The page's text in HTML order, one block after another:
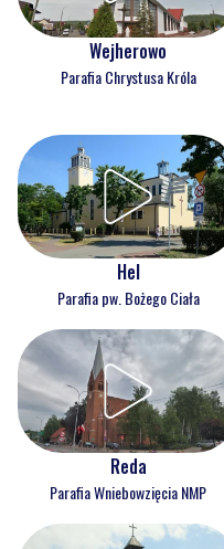
Wejherowo
Parafia Chrystusa Króla
Hel
Parafia pw. Bożego Ciała
Reda
Parafia Wniebowzięcia NMP